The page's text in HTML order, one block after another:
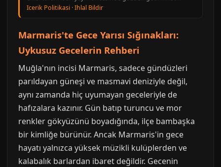
Icerik Politikasi ·Ihlal Bildir
Marmaris'te Gece Yarısı Sığınakları:
Uykusuz Gecelerin Rehberi
Muğla'nın incisi Marmaris, sadece gündüzleri
parıldayan güneşi ve masmavi deniziyle değil,
aynı zamanda hiç uyumayan geceleriyle de
hafızalara kazınır. Gün batıp turuncu ve mor
renkler gökyüzünü boyadığında, ilçe bambaşka
bir kimliğe bürünür. Ancak Marmaris'in gece
hayatı yalnızca yüksek müzikli kulüplerden ve
kalabalık barlardan ibaret değildir. Gecenin